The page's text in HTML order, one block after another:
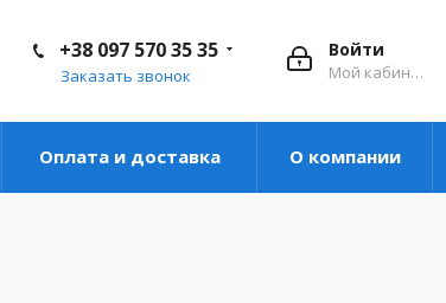
Войти
Мой кабинет
+38 097 570 35 35
Заказать звонок
Оплата и доставка О компании